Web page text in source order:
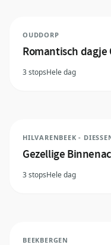
OUDDORP
Romantisch dagje
3 stopsHele dag
HILVARENBEEK -
Gezellige
3 stopsHele dag
BEEKBERGEN